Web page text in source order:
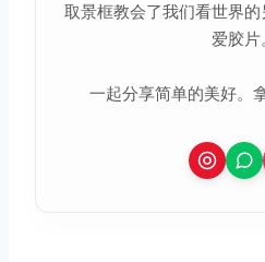
取景框教会了我们看世界
爱胶片
一起分享简单的美好。